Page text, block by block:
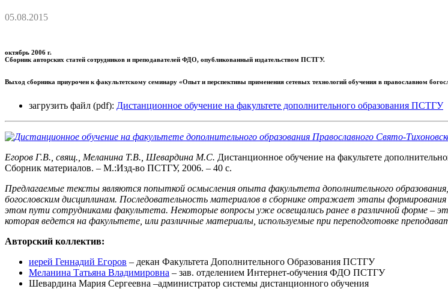
05.08.2015
октябрь 2006 г.
Сборник авторских статей сотрудников и преподавателей ФДО, опубликованный издательством ПСТГУ.
Выход сборника приурочен к факультетскому семинару «Опыт и перспективы применения сетевых технологий обучения в православном
загрузить файл (pdf): Дистанционное обучение на факультете дополнительного образования ПСТГУ
Егоров Г.В., свящ., Меланина Т.В., Шевардина М.С. Дистанционное обучение на факультете
Сборник материалов. – М.:Изд-во ПСТГУ, 2006. – 40 с.
Предлагаемые тексты являются попыткой осмысления опыта факультета дополнительного
богословским дисциплинам. Последовательность материалов в сборнике отражает этапы
этом пути сотрудниками факультета. Некоторые вопросы уже освещались ранее в различной форме –
которая ведется на факультете, или различные материалы, используемые при переподготовке
Авторский коллектив:
иерей Геннадий Егоров – декан Факультета Дополнительного Образования ПСТГУ
Меланина Татьяна Владимировна – зав. отделением Интернет-обучения ФДО ПСТГУ
Шевардина Мария Сергеевна –администратор системы дистанционного обучения